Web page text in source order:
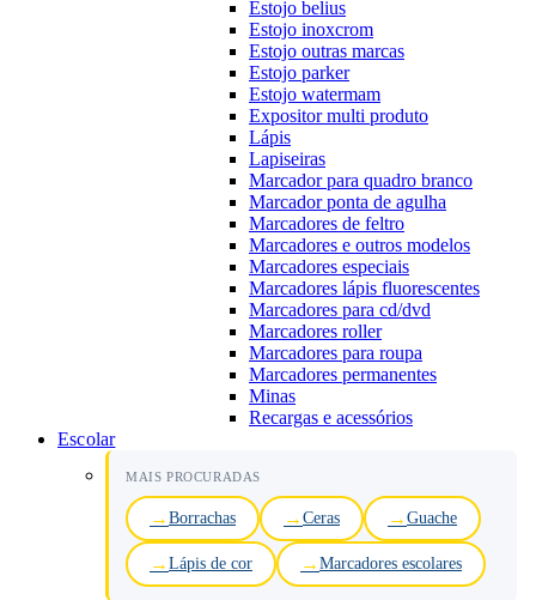
Estojo belius
Estojo inoxcrom
Estojo outras marcas
Estojo parker
Estojo watermam
Expositor multi produto
Lápis
Lapiseiras
Marcador para quadro branco
Marcador ponta de agulha
Marcadores de feltro
Marcadores e outros modelos
Marcadores especiais
Marcadores lápis fluorescentes
Marcadores para cd/dvd
Marcadores roller
Marcadores para roupa
Marcadores permanentes
Minas
Recargas e acessórios
Escolar
MAIS PROCURADAS
Borrachas Ceras Guache
Lápis de cor Marcadores escolares